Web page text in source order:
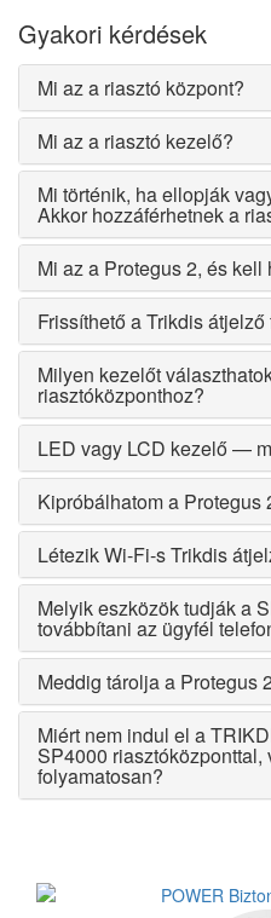
Gyakori kérdések
Mi az a riasztó központ?
Mi az a riasztó kezelő?
Mi történik, ha ellopják
Akkor hozzáférhetnek a
Mi az a Protegus 2, és
Frissíthető a Trikdis
Milyen kezelőt
riasztóközponthoz?
LED vagy LCD kezelő —
Kipróbálhatom a Protegus
Létezik Wi-Fi-s Trikdis
Melyik eszközök tudják a
továbbítani az ügyfél
Meddig tárolja a Protegus
Miért nem indul el a
SP4000 riasztóközponttal,
folyamatosan?